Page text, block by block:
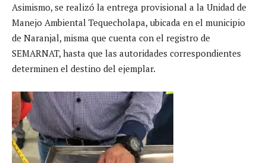
Asimismo, se realizó la entrega provisional a la Unidad de
Manejo Ambiental Tequecholapa, ubicada en el municipio
de Naranjal, misma que cuenta con el registro de
SEMARNAT, hasta que las autoridades correspondientes
determinen el destino del ejemplar.